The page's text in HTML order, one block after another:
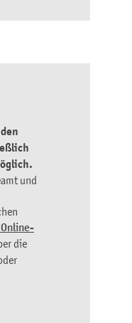
und
die